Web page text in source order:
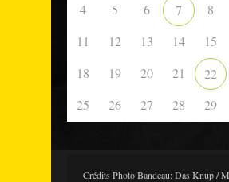
4
5 6 7 8
11
12 13 14 15
18
19 20 21 22
25
26 27 28 29
Crédits Photo Bandeau: Das Knup /